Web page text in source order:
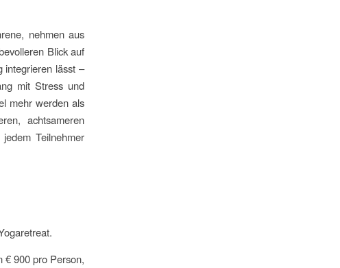
nehmen aus
Blick auf
integrieren lässt –
mit Stress und
mehr werden als
achtsameren
Teilnehmer
€ 900 pro Person,